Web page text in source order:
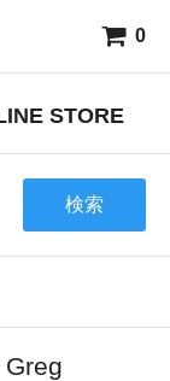
0
STORE
検索